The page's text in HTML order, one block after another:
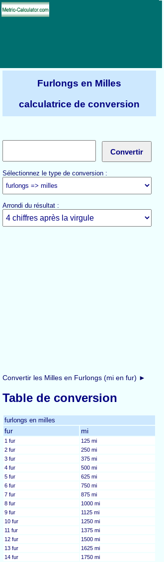
Furlongs en Milles
calculatrice de conversion
Sélectionnez le type de conversion :
Arrondi du résultat :
Convertir les Milles en Furlongs (mi en fur) ►
Table de conversion
furlongs en milles
fur mi
1 fur
125 mi
2 fur
250 mi
3 fur
375 mi
4 fur
500 mi
5 fur
625 mi
6 fur
750 mi
7 fur
875 mi
8 fur
1000 mi
9 fur
1125 mi
10 fur
1250 mi
11 fur
1375 mi
12 fur
1500 mi
13 fur
1625 mi
14 fur
1750 mi